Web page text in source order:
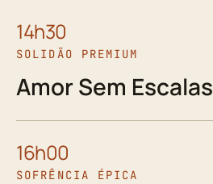
14h30
SOLIDÃO PREMIUM
Amor Sem Escalas
16h00
SOFRÊNCIA ÉPICA